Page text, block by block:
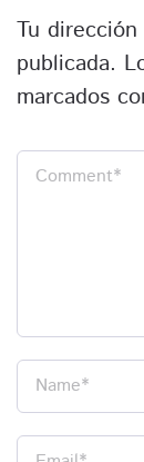
Tu
publicada.
marcados
Comment*
Name*